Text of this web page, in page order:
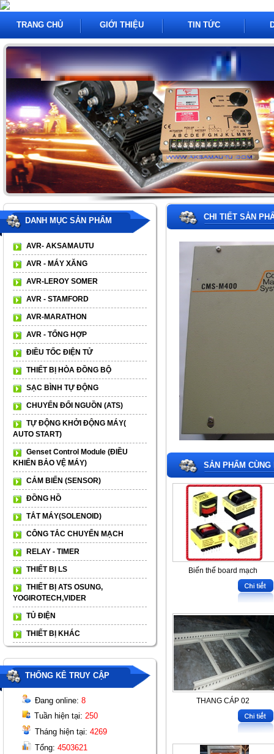
TRANG CHỦ GIỚI THIỆU TIN TỨC
DANH MỤC SẢN PHẨM
AVR- AKSAMAUTU
AVR - MÁY XĂNG
AVR-LEROY SOMER
AVR - STAMFORD
AVR-MARATHON
AVR - TỔNG HỢP
ĐIỀU TỐC ĐIỆN TỬ
THIẾT BỊ HÒA ĐỒNG BỘ
SẠC BÌNH TỰ ĐỘNG
CHUYỂN ĐỔI NGUỒN (ATS)
TỰ ĐỘNG KHỞI ĐỘNG MÁY(
AUTO START)
Genset Control Module (ĐIỀU
KHIỂN BẢO VỆ MÁY)
CẢM BIẾN (SENSOR)
ĐỒNG HỒ
TẮT MÁY(SOLENOID)
CÔNG TẮC CHUYỂN MẠCH
RELAY - TIMER
THIẾT BỊ LS
THIẾT BỊ ATS OSUNG,
YOGIROTECH,VIDER
TỦ ĐIỆN
THIẾT BỊ KHÁC
THỐNG KÊ TRUY CẬP
Đang online: 8
Tuần hiện tại: 250
Tháng hiện tại: 4269
Tổng: 4503621
CHI TIẾT SẢN
SẢN PHẨM CÙNG
Biến thế board mạch
THANG CÁP 02